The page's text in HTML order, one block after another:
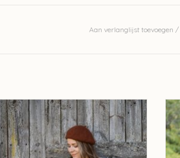
Aan verlanglijst toevoegen /
De Rerum Natura Helmi Breipakket
TOEVOEGEN AAN WINKELWAGEN